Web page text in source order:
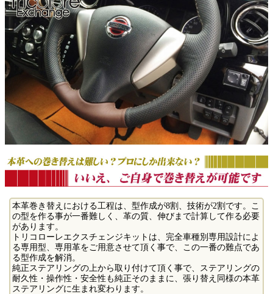
本革巻き替えにおける工程は、型作成が8割、技術が2割です。こ
の型を作る事が一番難しく、革の質、伸びまで計算して作る必要
があります。
トリコローレエクスチェンジキットは、完全車種別専用設計によ
る専用型、専用革をご用意させて頂く事で、この一番の難点であ
る型作成を解消。
純正ステアリングの上から取り付けて頂く事で、ステアリングの
耐久性・操作性・安全性も純正そのままに、張り替え同様の本革
ステアリングに生まれ変わります。